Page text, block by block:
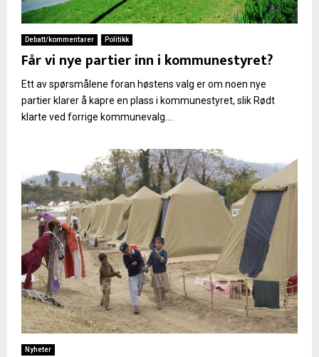
Debatt/kommentarer Politikk
Får vi nye partier inn i kommunestyret?
Ett av spørsmålene foran høstens valg er om noen nye
partier klarer å kapre en plass i kommunestyret, slik Rødt
klarte ved forrige kommunevalg....
Nyheter